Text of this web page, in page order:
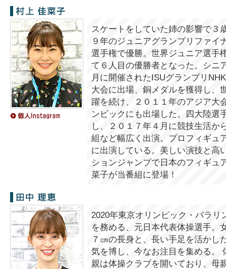
村上佳菜子
スケートをしていた姉の影響で３
９年のジュニアグランプリファイ
選手権で優勝。世界ジュニア選手
て６人目の優勝者となった。シニ
月に開催されたISUグランプリ
大会に出場、銅メダルを獲得し、
躍を続け、２０１１年のアジア大
ンピックにも出場した。四大陸選
し、２０１７年４月に競技生活か
組など幅広く出演。プロフィギュ
に出演している。美しい演技と高
ションジャンプで日本のフィギュ
菜子が当番組に登場！
田中理恵
2020年東京オリンピック・パラ
を務める、元日本代表体操選手。
７㎝の長身と、長い手足を活かし
気を博し、今なお注目を集める。
親は体操クラブを開いており、母